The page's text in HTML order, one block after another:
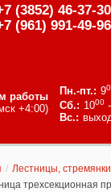
(3852) 46-37-30
(961) 991-49-96
работы
+4:00)
9
1000-
/ Лестницы, стремянки
трехсекционная